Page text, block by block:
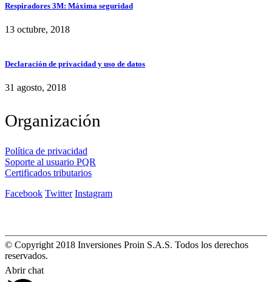
Respiradores 3M: Máxima seguridad
13 octubre, 2018
Declaración de privacidad y uso de datos
31 agosto, 2018
Organización
Política de privacidad
Soporte al usuario PQR
Certificados tributarios
Facebook Twitter Instagram
© Copyright 2018 Inversiones Proin S.A.S. Todos los derechos
reservados.
Abrir chat